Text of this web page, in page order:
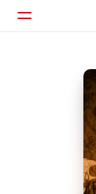
둘러보기